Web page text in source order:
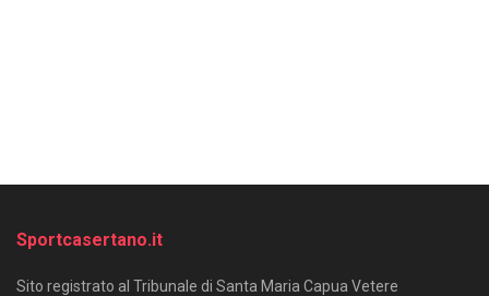
Sportcasertano.it
Sito registrato al Tribunale di Santa Maria Capua Vetere